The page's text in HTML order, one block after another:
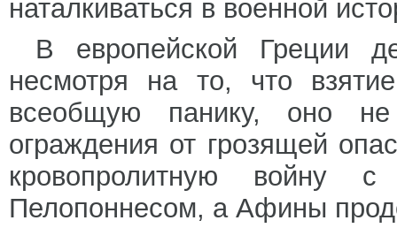
наталкиваться в военной
В европейской Греции
несмотря на то, что
всеобщую панику, оно
ограждения от грозящей
кровопролитную войну
Пелопоннесом, а Афины